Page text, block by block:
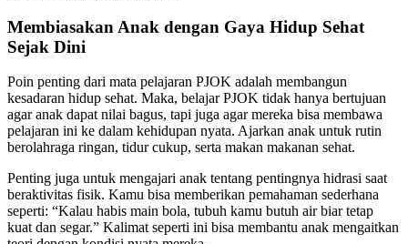
Membiasakan Anak dengan Gaya Hidup Sehat
Sejak Dini
Poin penting dari mata pelajaran PJOK adalah membangun
kesadaran hidup sehat. Maka, belajar PJOK tidak hanya bertujuan
agar anak dapat nilai bagus, tapi juga agar mereka bisa membawa
pelajaran ini ke dalam kehidupan nyata. Ajarkan anak untuk rutin
berolahraga ringan, tidur cukup, serta makan makanan sehat.
Penting juga untuk mengajari anak tentang pentingnya hidrasi saat
beraktivitas fisik. Kamu bisa memberikan pemahaman sederhana
seperti: “Kalau habis main bola, tubuh kamu butuh air biar tetap
kuat dan segar.” Kalimat seperti ini bisa membantu anak mengaitkan